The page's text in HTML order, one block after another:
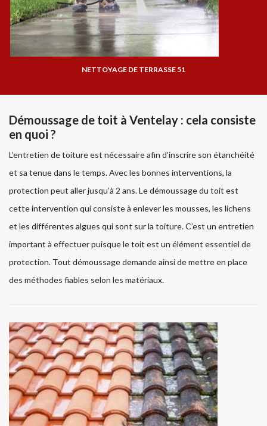
NETTOYAGE DE TERRASSE 51
Démoussage de toit à Ventelay : cela consiste
en quoi ?
L’entretien de toiture est nécessaire afin d’inscrire son étanchéité
et sa tenue dans le temps. Avec les bonnes interventions, la
protection peut aller jusqu’à 2 ans. Le démoussage du toit est
cette intervention qui consiste à enlever les mousses, les lichens
et les différentes algues qui sont sur la toiture. C’est un entretien
important à effectuer puisque le toit est un élément essentiel de
protection. Tout démoussage demande ainsi de mettre en place
des méthodes fiables selon les matériaux.